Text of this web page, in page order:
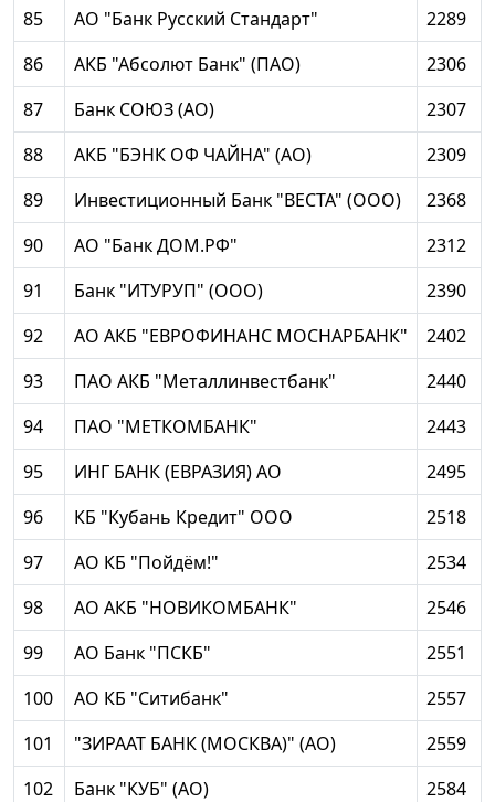
85
АО "Банк Русский Стандарт"
2289
86
АКБ "Абсолют Банк" (ПАО)
2306
87
Банк СОЮЗ (АО)
2307
88
АКБ "БЭНК ОФ ЧАЙНА" (АО)
2309
89
Инвестиционный Банк "ВЕСТА" (ООО)
2368
90
АО "Банк ДОМ.РФ"
2312
91
Банк "ИТУРУП" (ООО)
2390
92
АО АКБ "ЕВРОФИНАНС МОСНАРБАНК"
2402
93
ПАО АКБ "Металлинвестбанк"
2440
94
ПАО "МЕТКОМБАНК"
2443
95
ИНГ БАНК (ЕВРАЗИЯ) АО
2495
96
КБ "Кубань Кредит" ООО
2518
97
АО КБ "Пойдём!"
2534
98
АО АКБ "НОВИКОМБАНК"
2546
99
АО Банк "ПСКБ"
2551
100
АО КБ "Ситибанк"
2557
101
"ЗИРААТ БАНК (МОСКВА)" (АО)
2559
102
Банк "КУБ" (АО)
2584